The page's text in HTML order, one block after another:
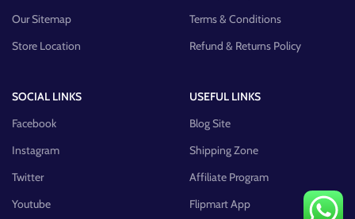
Our Sitemap
Store Location
Terms & Conditions
Refund & Returns Policy
SOCIAL LINKS
Facebook
Instagram
Twitter
Youtube
USEFUL LINKS
Blog Site
Shipping Zone
Affiliate Program
Flipmart App